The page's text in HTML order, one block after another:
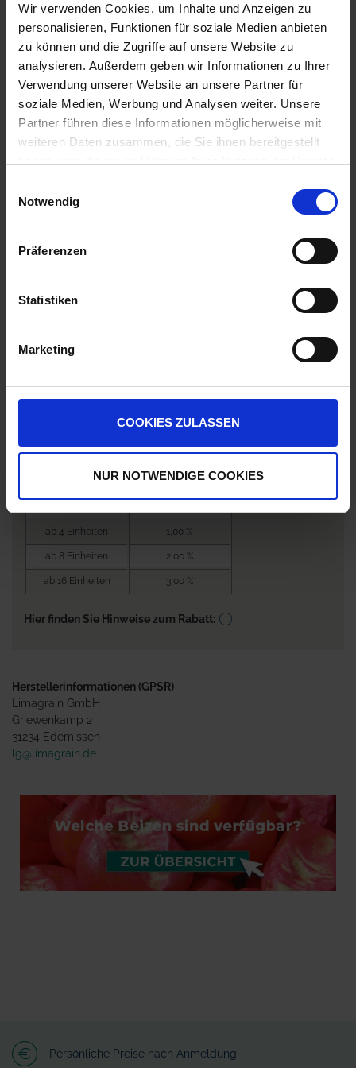
Wir verwenden Cookies, um Inhalte und Anzeigen zu
personalisieren, Funktionen für soziale Medien anbieten
zu können und die Zugriffe auf unsere Website zu
analysieren. Außerdem geben wir Informationen zu Ihrer
Verwendung unserer Website an unsere Partner für
soziale Medien, Werbung und Analysen weiter. Unsere
Partner führen diese Informationen möglicherweise mit
weiteren Daten zusammen, die Sie ihnen bereitgestellt
Notwendig
Präferenzen
Statistiken
Marketing
COOKIES ZULASSEN
NUR NOTWENDIGE COOKIES
ALTERNATIVE
Anmelden für Ihren persönlichen Preis
0,00 € / Eh
ab 4 Einheiten 1,00 %
ab 8 Einheiten 2,00 %
ab 16 Einheiten 3,00 %
Hier finden Sie Hinweise zum Rabatt:
Herstellerinformationen (GPSR)
Limagrain GmbH
Griewenkamp 2
31234 Edemissen
lg@limagrain.de
Persönliche Preise nach Anmeldung